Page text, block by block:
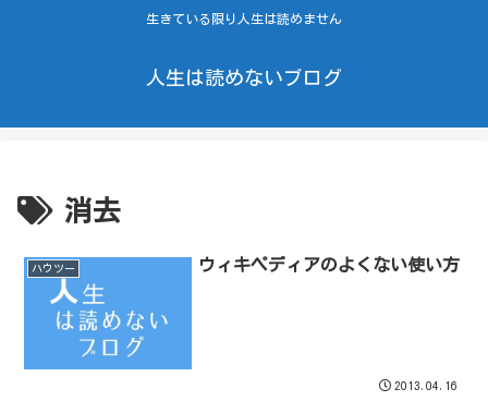
生きている限り人生は読めません
人生は読めないブログ
消去
ハウツー ウィキペディアのよくない使い方
2013.04.16